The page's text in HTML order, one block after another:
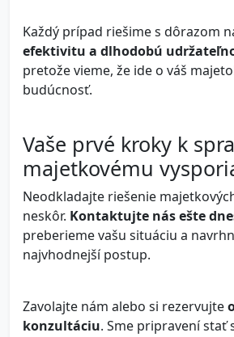
Každý prípad riešime s dôrazom
efektivitu a dlhodobú
pretože vieme, že ide o váš
budúcnosť.
Vaše prvé kroky k
majetkovému
Neodkladajte riešenie
neskôr. Kontaktujte nás ešte
preberieme vašu situáciu a
najvhodnejší postup.
Zavolajte nám alebo si rezervujte
konzultáciu. Sme pripravení stať